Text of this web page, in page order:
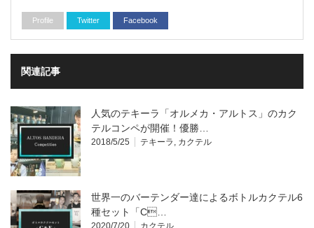
Profile Twitter Facebook
関連記事
人気のテキーラ「オルメカ・アルトス」のカク
テルコンペが開催！優勝…
2018/5/25 テキーラ カクテル
世界一のバーテンダー達によるボトルカクテル6
種セット「C…
2020/7/20 カクテル